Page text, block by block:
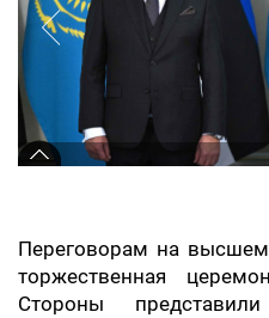
Переговорам на
торжественная
Стороны